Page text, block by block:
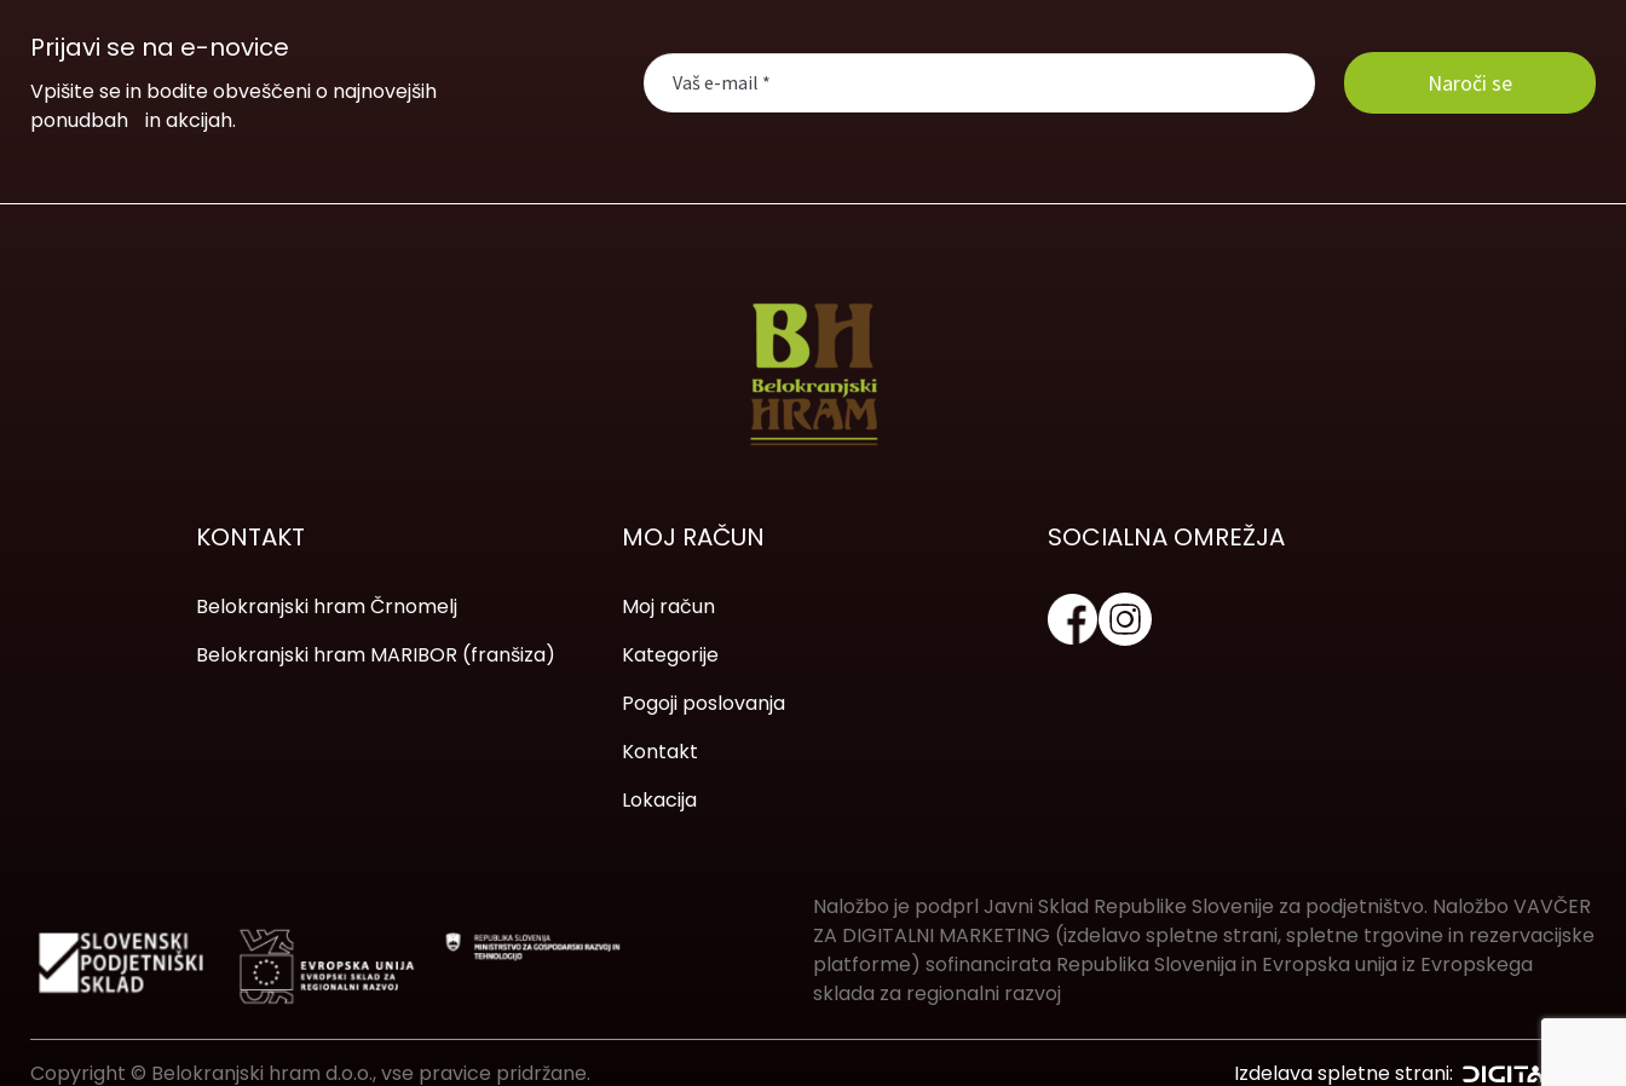
Prijavi se na e-novice
Vpišite se in bodite obveščeni o najnovejših
ponudbah in akcijah.
KONTAKT
Belokranjski hram Črnomelj
Belokranjski hram MARIBOR (franšiza)
MOJ RAČUN
Moj račun
Kategorije
Pogoji poslovanja
Kontakt
Lokacija
SOCIALNA OMREŽJA
Naložbo je podprl Javni Sklad Republike Slovenije za podjetništvo. Naložbo VAVČER
ZA DIGITALNI MARKETING (izdelavo spletne strani, spletne trgovine in rezervacijske
platforme) sofinancirata Republika Slovenija in Evropska unija iz Evropskega
sklada za regionalni razvoj
Copyright © Belokranjski hram d.o.o., vse pravice pridržane. Izdelava spletne strani: